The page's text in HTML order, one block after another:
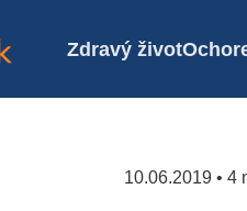
Zdravý život
10.06.2019 • 4